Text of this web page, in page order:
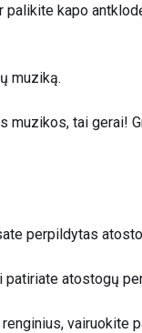
kapo
muziką.
muzikos, tai gerai!
perpildytas
patiriate atostogų
vairuokite